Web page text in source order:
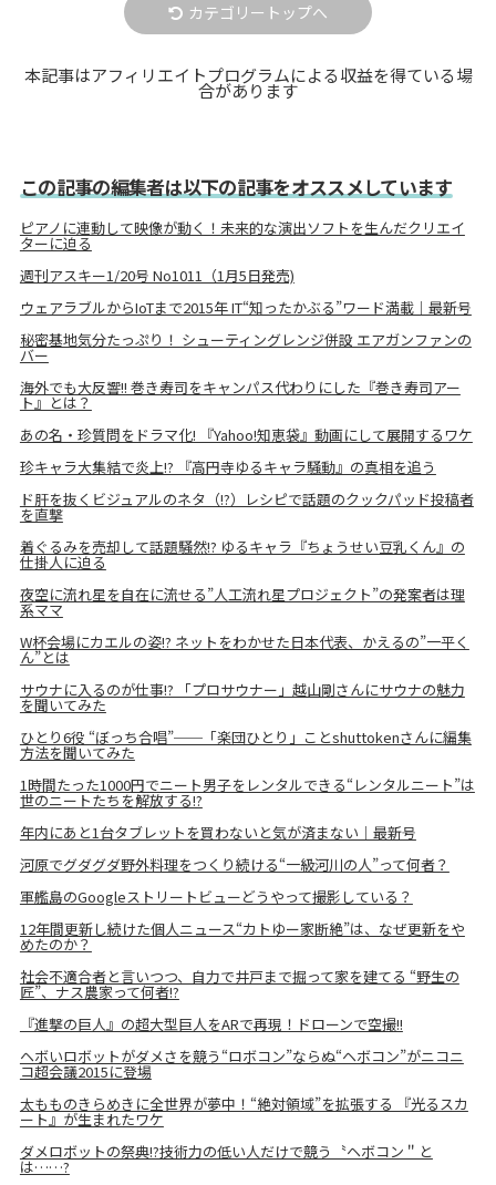
カテゴリートップへ
本記事はアフィリエイトプログラムによる収益を得ている場
合があります
この記事の編集者は以下の記事をオススメしています
ピアノに連動して映像が動く！未来的な演出ソフトを生んだクリエイ
ターに迫る
週刊アスキー1/20号 No1011（1月5日発売)
ウェアラブルからIoTまで2015年 IT“知ったかぶる”ワード満載｜最新号
秘密基地気分たっぷり！ シューティングレンジ併設 エアガンファンの
バー
海外でも大反響!! 巻き寿司をキャンパス代わりにした『巻き寿司アー
ト』とは？
あの名・珍質問をドラマ化! 『Yahoo!知恵袋』動画にして展開するワケ
珍キャラ大集結で炎上!? 『高円寺ゆるキャラ騒動』の真相を追う
ド肝を抜くビジュアルのネタ（!?）レシピで話題のクックパッド投稿者
を直撃
着ぐるみを売却して話題騒然!? ゆるキャラ『ちょうせい豆乳くん』の
仕掛人に迫る
夜空に流れ星を自在に流せる”人工流れ星プロジェクト”の発案者は理
系ママ
W杯会場にカエルの姿!? ネットをわかせた日本代表、かえるの”一平く
ん”とは
サウナに入るのが仕事!? 「プロサウナー」越山剛さんにサウナの魅力
を聞いてみた
ひとり6役 “ぼっち合唱”──「楽団ひとり」ことshuttokenさんに編集
方法を聞いてみた
1時間たった1000円でニート男子をレンタルできる“レンタルニート”は
世のニートたちを解放する!?
年内にあと1台タブレットを買わないと気が済まない｜最新号
河原でグダグダ野外料理をつくり続ける“一級河川の人”って何者？
軍艦島のGoogleストリートビューどうやって撮影している？
12年間更新し続けた個人ニュース“カトゆー家断絶”は、なぜ更新をや
めたのか？
社会不適合者と言いつつ、自力で井戸まで掘って家を建てる “野生の
匠”、ナス農家って何者!?
『進撃の巨人』の超大型巨人をARで再現！ドローンで空撮!!
ヘボいロボットがダメさを競う“ロボコン”ならぬ“ヘボコン”がニコニ
コ超会議2015に登場
太もものきらめきに全世界が夢中！“絶対領域”を拡張する 『光るスカ
ート』が生まれたワケ
ダメロボットの祭典!?技術力の低い人だけで競う〝ヘボコン＂と
は……?